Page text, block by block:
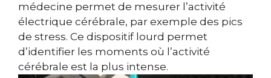
médecine permet de mesurer l’activité
électrique cérébrale, par exemple des pics
de stress. Ce dispositif lourd permet
d’identifier les moments où l’activité
cérébrale est la plus intense.